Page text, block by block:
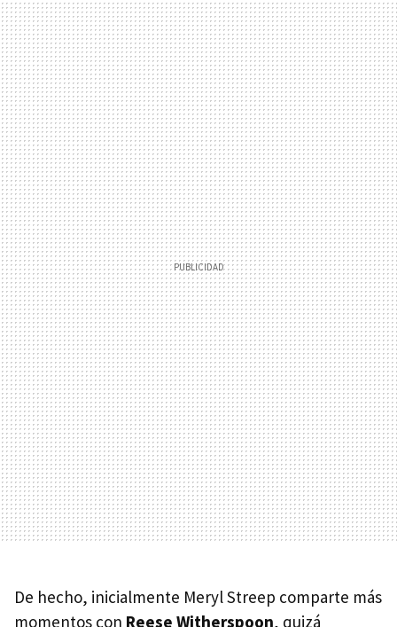
De hecho, inicialmente Meryl Streep comparte más
momentos con Reese Witherspoon, quizá